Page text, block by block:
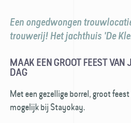
Een ongedwongen
trouwerij! Het jachthuis 'De
MAAK EEN GROOT FEEST VAN
DAG
Met een gezellige borrel, groot
mogelijk bij Stayokay.